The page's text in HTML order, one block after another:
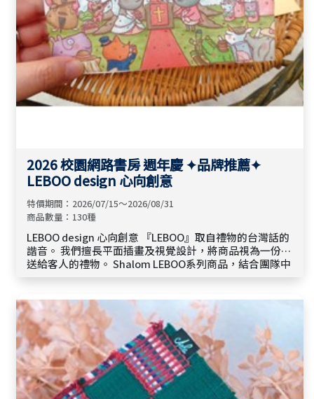
2026 校園網路書房 週年慶 ✦品牌推薦✦
LEBOO design 心向創意
特價期間：2026/07/15～2026/08/31
商品數量：130種
LEBOO design 心向創意 『LEBOO』取自禮物的台灣話的
諧音。 我們擅長平面插畫及視覺設計，將商品視為一份份
送給客人的禮物。 Shalom LEBOO系列商品，結合團隊中
事，也表達設計師在信仰中的領受，溫暖貼心的畫風字句
沖淡宗教的嚴肅意味，更拉近了信與未信的距離，輕撫日
常的煩惱與躁慮，好好過生活。 《品牌精神 代表經句》
但願我們主耶穌基督和那愛我們、開恩將永遠的安慰並美
好的盼望賜給我們的父神， 安慰你們的心， 並且在一切
善行善言上堅固你們。 帖撒羅尼迦後書 2:16 - 17